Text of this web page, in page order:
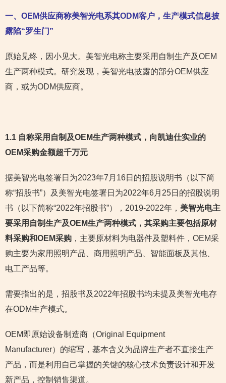
一、OEM供应商称美智光电系其ODM客户，生产模式信息披
露陷“罗生门”
原始见终，因小见大。美智光电称主要采用自制生产及OEM
生产两种模式。研究发现，美智光电披露的部分OEM供应
商，或为ODM供应商。
1.1 自称采用自制及OEM生产两种模式，向凯迪仕实业的
OEM采购金额超千万元
据美智光电签署日为2023年7月16日的招股说明书（以下简
称“招股书”）及美智光电签署日为2022年6月25日的招股说明
书（以下简称“2022年招股书”），2019-2022年， 美智光电主
要采用自制生产及OEM生产两种模式，其采购主要包括原材
料采购和OEM采购 ，主要原材料为电器件及塑料件，OEM采
购主要为家用照明产品、商用照明产品、智能面板及其他、
电工产品等。
需要指出的是，招股书及2022年招股书均未提及美智光电存
在ODM生产模式。
OEM即原始设备制造商（Original Equipment
Manufacturer）的缩写，基本含义为品牌生产者不直接生产
产品，而是利用自己掌握的关键的核心技术负责设计和开发
新产品，控制销售渠道。